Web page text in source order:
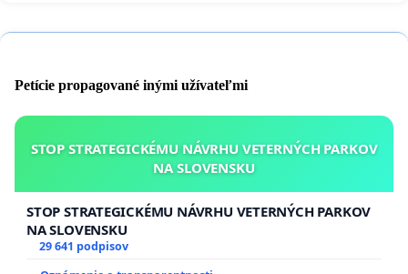
Petície propagované inými užívateľmi
STOP STRATEGICKÉMU NÁVRHU VETERNÝCH PARKOV
NA SLOVENSKU
STOP STRATEGICKÉMU NÁVRHU VETERNÝCH PARKOV
NA SLOVENSKU
29 641 podpisov